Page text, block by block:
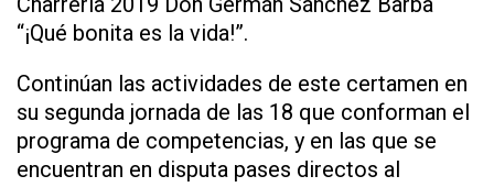
“¡Qué bonita es la vida!”.
Continúan las actividades de este certamen en
su segunda jornada de las 18 que conforman el
programa de competencias, y en las que se
encuentran en disputa pases directos al